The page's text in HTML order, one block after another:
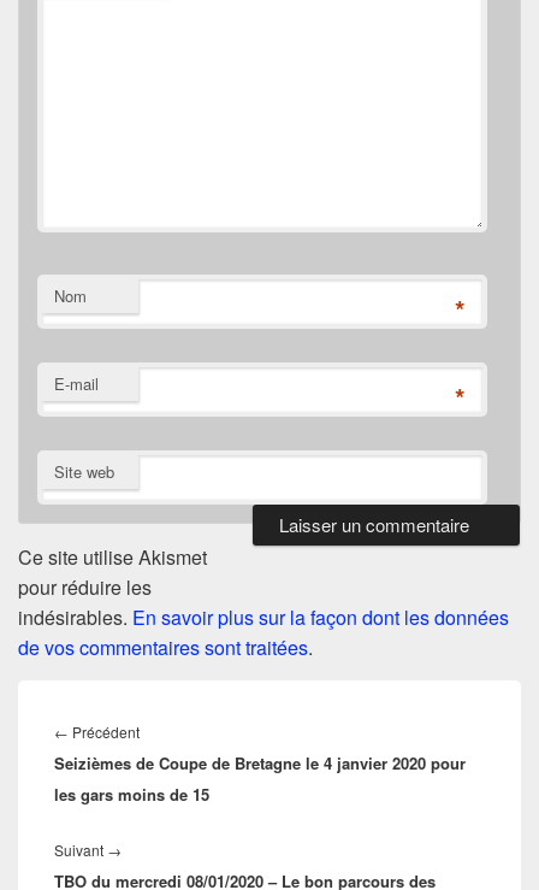
Nom *
E-mail *
Site web
Ce site utilise Akismet
pour réduire les
indésirables. En savoir plus sur la façon dont les données
de vos commentaires sont traitées.
de
l’article
← PrécédentArticle
précédent :
Seizièmes de Coupe de Bretagne le 4 janvier 2020 pour
les gars moins de 15
Suivant →
suivant :
TBO du mercredi 08/01/2020 – Le bon parcours des